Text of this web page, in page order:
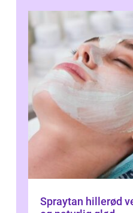
Spraytan hillerød vejledning til en flot